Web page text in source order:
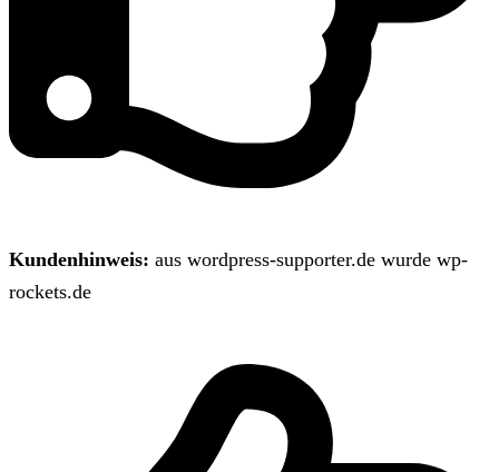
Kundenhinweis: aus wordpress-supporter.de wurde wp-
rockets.de